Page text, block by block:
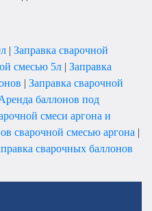
| Заправка сварочной
смесью 5л | Заправка
| Заправка сварочной
баллонов под
смеси аргона и
сварочной смесью аргона |
сварочных баллонов